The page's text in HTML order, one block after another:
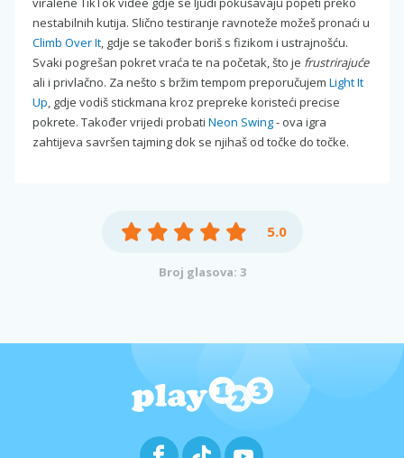
nestabilnih kutija. Slično testiranje ravnoteže možeš pronaći u
Climb Over It, gdje se također boriš s fizikom i ustrajnošću.
Svaki pogrešan pokret vraća te na početak, što je frustrirajuće
ali i privlačno. Za nešto s bržim tempom preporučujem Light It
Up, gdje vodiš stickmana kroz prepreke koristeći precise
pokrete. Također vrijedi probati Neon Swing- ova igra
zahtijeva savršen tajming dok se njihaš od točke do točke.
5.0
Broj glasova: 3